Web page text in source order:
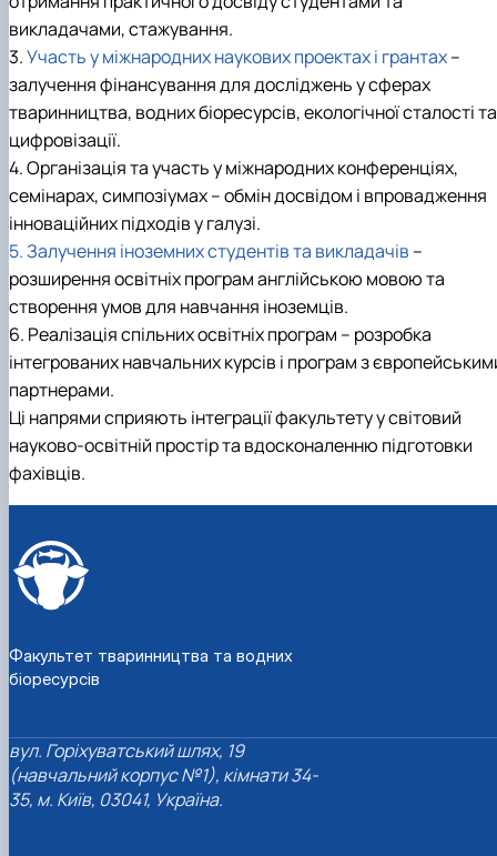
викладачами, стажування.
3.Участь у міжнародних наукових проектах і грантах–
залучення фінансування для досліджень у сферах
тваринництва, водних біоресурсів, екологічної сталості та
цифровізації.
4. Організація та участь у міжнародних конференціях,
семінарах, симпозіумах – обмін досвідом і впровадження
інноваційних підходів у галузі.
5. Залучення іноземних студентів та викладачів –
розширення освітніх програм англійською мовою та
створення умов для навчання іноземців.
6. Реалізація спільних освітніх програм – розробка
інтегрованих навчальних курсів і програм з
партнерами.
Ці напрями сприяють інтеграції факультету у світовий
науково-освітній простір та вдосконаленню підготовки
фахівців.
Факультет тваринництва та водних
біоресурсів
вул. Горіхуватський шлях, 19
(навчальний корпус №1), кімнати 34-
35, м. Київ, 03041, Україна.